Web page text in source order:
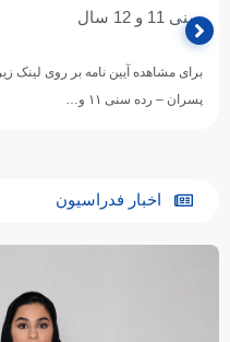
سنی 11 و 12 سال
برای مشاهده آیین نامه بر روی لینک
پسران – رده سنی ۱۱ و…
اخبار فدراسیون